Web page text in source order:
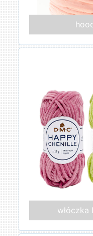
włóczka